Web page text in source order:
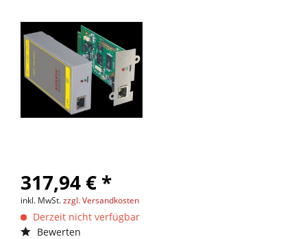
317,94 € *
inkl. MwSt.zzgl. Versandkosten
Derzeit nicht verfügbar
Bewerten